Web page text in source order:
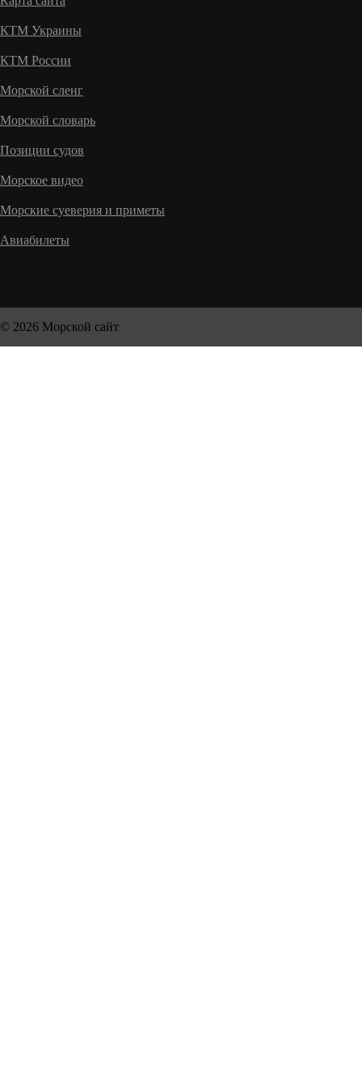
КТМ Украины
КТМ России
Морской сленг
Морской словарь
Позиции судов
Морское видео
Морские суеверия и приметы
Авиабилеты
© 2026 Морской сайт